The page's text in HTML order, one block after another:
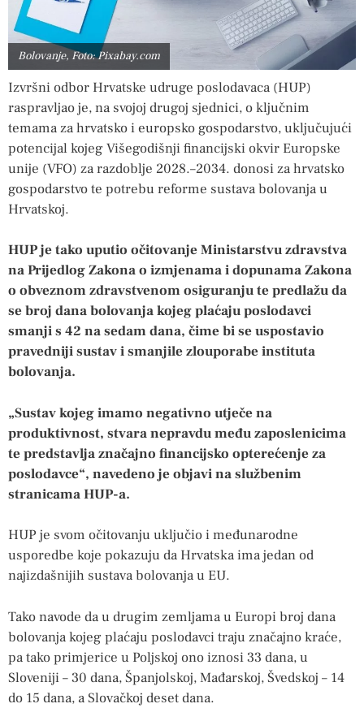
Bolovanje, Foto: Pixabay.com
Izvršni odbor Hrvatske udruge poslodavaca (HUP)
raspravljao je, na svojoj drugoj sjednici, o ključnim
temama za hrvatsko i europsko gospodarstvo, uključujući
potencijal kojeg Višegodišnji financijski okvir Europske
unije (VFO) za razdoblje 2028.–2034. donosi za hrvatsko
gospodarstvo te potrebu reforme sustava bolovanja u
Hrvatskoj.
HUP je tako uputio očitovanje Ministarstvu zdravstva
na Prijedlog Zakona o izmjenama i dopunama Zakona
o obveznom zdravstvenom osiguranju te predlažu da
se broj dana bolovanja kojeg plaćaju poslodavci
smanji s 42 na sedam dana, čime bi se uspostavio
pravedniji sustav i smanjile zlouporabe instituta
bolovanja.
„Sustav kojeg imamo negativno utječe na
produktivnost, stvara nepravdu među zaposlenicima
te predstavlja značajno financijsko opterećenje za
poslodavce“, navedeno je objavi na službenim
stranicama HUP-a.
HUP je svom očitovanju uključio i međunarodne
usporedbe koje pokazuju da Hrvatska ima jedan od
najizdašnijih sustava bolovanja u EU.
Tako navode da u drugim zemljama u Europi broj dana
bolovanja kojeg plaćaju poslodavci traju značajno kraće,
pa tako primjerice u Poljskoj ono iznosi 33 dana, u
Sloveniji – 30 dana, Španjolskoj, Mađarskoj, Švedskoj – 14
do 15 dana, a Slovačkoj deset dana.